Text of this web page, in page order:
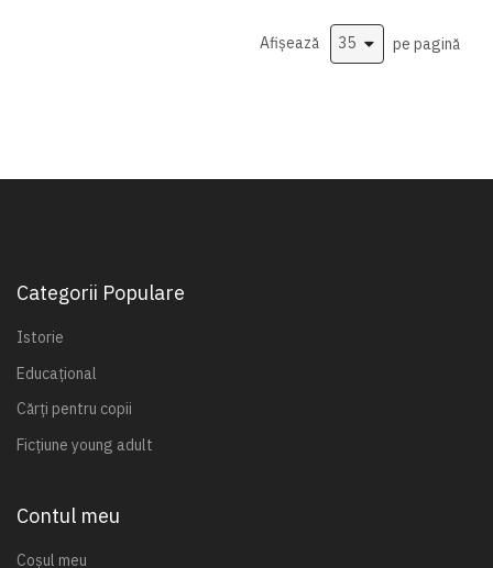
Afișează pe pagină
Categorii Populare
Istorie
Educațional
Cărți pentru copii
Ficțiune young adult
Contul meu
Coșul meu